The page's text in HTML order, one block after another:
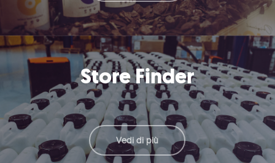
Store Finder
Vedi di più